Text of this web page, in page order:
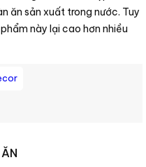
ăn sản xuất trong nước. Tuy
này lại cao hơn nhiều